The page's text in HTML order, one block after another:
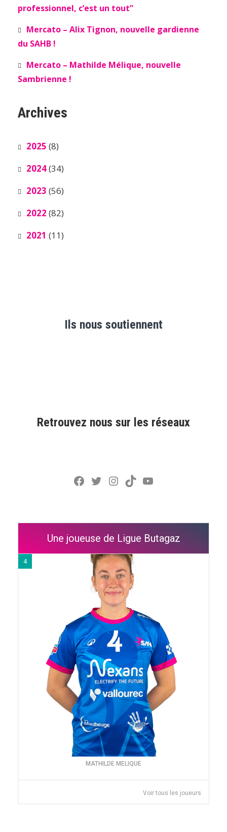
professionnel, c’est un tout”
Mercato – Alix Tignon, nouvelle gardienne
du SAHB !
Mercato – Mathilde Mélique, nouvelle
Sambrienne !
Archives
2025 (8)
2024(34)
2023 (56)
2022 (82)
2021 (11)
Ils nous soutiennent
Retrouvez nous sur les réseaux
Facebook
Twitter
Instagram
TikTokYouTube
Une joueuse de Ligue Butagaz
4
MATHILDE MELIQUE
Voir tous les joueurs